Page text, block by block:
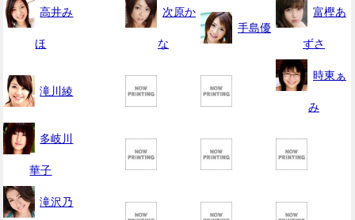
高井み
ほ
次原か
な
手島優
富樫あ
ずさ
滝川綾
時東ぁ
み
多岐川
華子
滝沢乃